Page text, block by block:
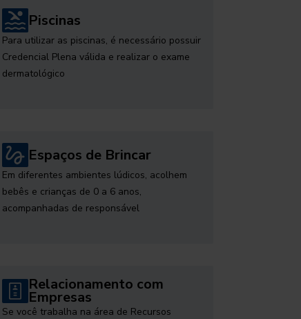
Piscinas
Para utilizar as piscinas, é necessário possuir
Credencial Plena válida e realizar o exame
dermatológico
Espaços de Brincar
Em diferentes ambientes lúdicos, acolhem
bebês e crianças de 0 a 6 anos,
acompanhadas de responsável
Relacionamento com
Empresas
Se você trabalha na área de Recursos